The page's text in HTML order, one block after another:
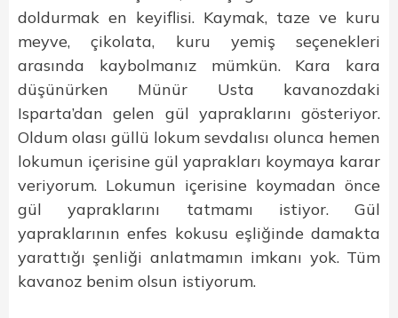
doldurmak en keyiflisi. Kaymak, taze ve kuru
meyve, çikolata, kuru yemiş seçenekleri
arasında kaybolmanız mümkün. Kara kara
düşünürken Münür Usta kavanozdaki
Isparta’dan gelen gül yapraklarını gösteriyor.
Oldum olası güllü lokum sevdalısı olunca hemen
lokumun içerisine gül yaprakları koymaya karar
veriyorum. Lokumun içerisine koymadan önce
gül yapraklarını tatmamı istiyor. Gül
yapraklarının enfes kokusu eşliğinde damakta
yarattığı şenliği anlatmamın imkanı yok. Tüm
kavanoz benim olsun istiyorum.